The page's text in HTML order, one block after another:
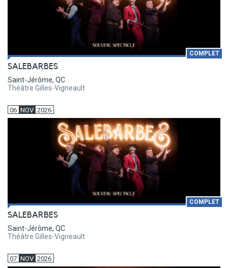
COMPLET
SALEBARBES
Saint-Jérôme, QC
Théâtre Gilles-Vigneault
06 NOV 2026
COMPLET
SALEBARBES
Saint-Jérôme, QC
Théâtre Gilles-Vigneault
07 NOV 2026